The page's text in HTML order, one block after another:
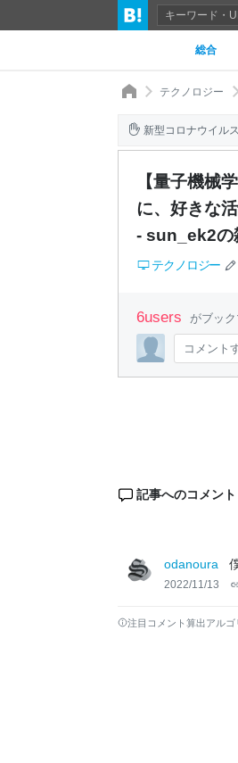
総合
テクノロジー
新型コロナウイル
【量子機械
に、好きな
- sun_ek2の
テクノロジー
6users がブッ
コメント
記事へのコメント
odanoura
2022/11/13
注目コメント算出アル